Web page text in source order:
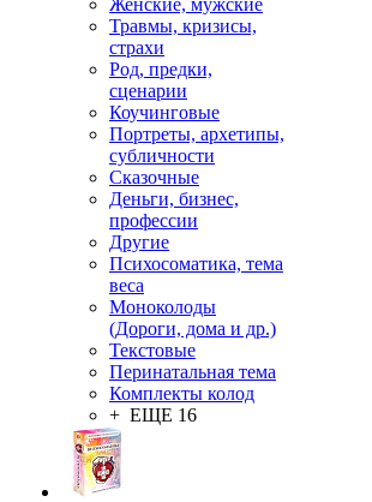
Женские, мужские
Травмы, кризисы,
страхи
Род, предки,
сценарии
Коучинговые
Портреты, архетипы,
субличности
Сказочные
Деньги, бизнес,
профессии
Другие
Психосоматика, тема
веса
Моноколоды
(Дороги, дома и др.)
Текстовые
Перинатальная тема
Комплекты колод
+ ЕЩЕ 16